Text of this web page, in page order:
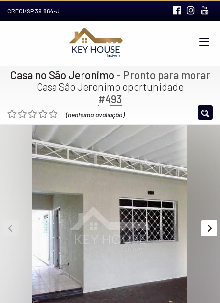
CRECI/SP 39.864-J
Casa no São Jeronimo - Pronto para morar
Casa Sâo Jeronimo oportunidade
#493
(nenhuma avaliação)